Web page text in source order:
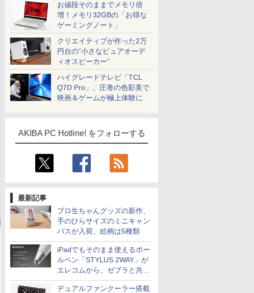
お値段そのままでメモリ倍
増！メモリ32GBの「お得な
ゲーミングノート」
クリエイティブが作った2万
円台の“小さなピュアオーデ
ィオスピーカー”
ハイグレードテレビ「TCL
Q7D Pro」。圧巻の色彩美で
映画＆ゲームが極上体験に
AKIBA PC Hotline! をフォローする
最新記事
プロ生ちゃんグッズの新作、
手のひらサイズのミニキャン
バスが入荷。絵柄は5種類
iPadでもそのまま使えるボー
ルペン「STYLUS 2WAY」が
エレコムから、ゼブラと共同
開発
デュアルファンクーラー搭載